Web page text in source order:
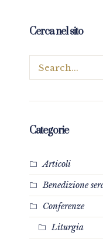
Cerca nel sito
Categorie
Articoli
Benedizione
Conferenze
Liturgia